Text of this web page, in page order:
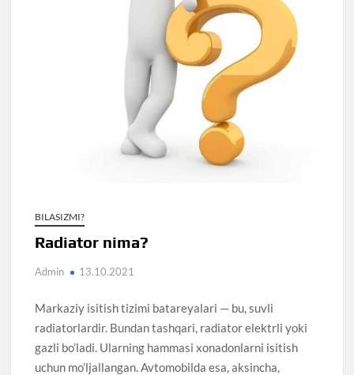
BILASIZMI?
Radiator nima?
Admin 13.10.2021
Markaziy isitish tizimi batareyalari — bu, suvli
radiatorlardir. Bundan tashqari, radiator elektrli yoki
gazli bo’ladi. Ularning hammasi xonadonlarni isitish
uchun mo’ljallangan. Avtomobilda esa, aksincha,